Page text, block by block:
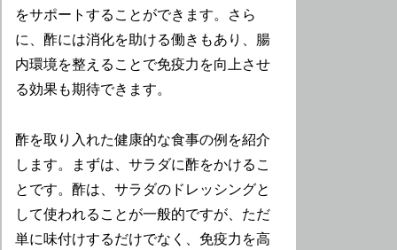
をサポートすることができます。さら
に、酢には消化を助ける働きもあり、腸
内環境を整えることで免疫力を向上させ
る効果も期待できます。
酢を取り入れた健康的な食事の例を紹介
します。まずは、サラダに酢をかけるこ
とです。酢は、サラダのドレッシングと
して使われることが一般的ですが、ただ
単に味付けするだけでなく、免疫力を高